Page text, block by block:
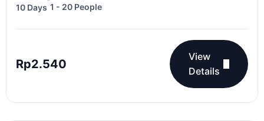
10 Days 1 - 20 People
Rp2.540
View
Details